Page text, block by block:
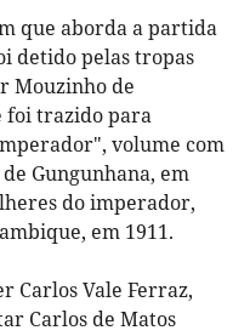
que aborda a partida
detido pelas tropas
Mouzinho de
foi trazido para
volume com
Gungunhana, em
do imperador,
em 1911.
Carlos Vale Ferraz,
Carlos de Matos